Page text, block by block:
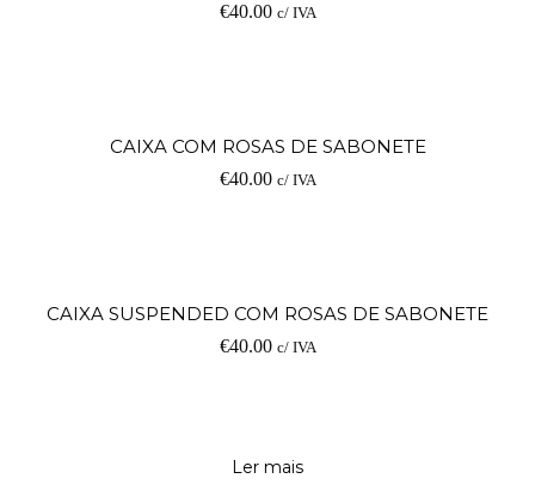
€40.00 c/ IVA
CAIXA COM ROSAS DE SABONETE
€40.00 c/ IVA
CAIXA SUSPENDED COM ROSAS DE SABONETE
€40.00 c/ IVA
Ler mais